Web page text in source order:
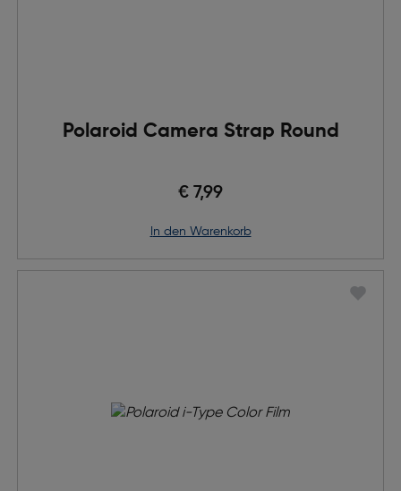
Polaroid Camera Strap Round
€ 7,99
in den Warenkorb